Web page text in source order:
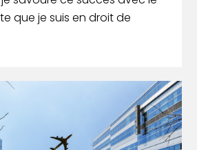
que je suis en droit de